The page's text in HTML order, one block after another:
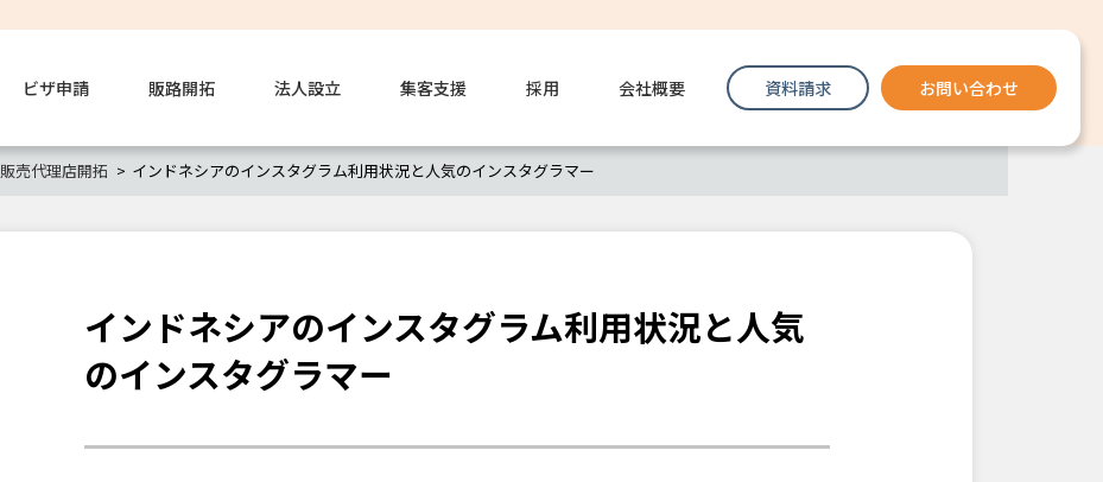
ビザ申請 販路開拓 法人設立 集客支援 採用 会社概要 資料請求 お問い合わせ
販売代理店開拓 インドネシアのインスタグラム利用状況と人気のインスタグラマー
インドネシアのインスタグラム利用状況と人気
のインスタグラマー